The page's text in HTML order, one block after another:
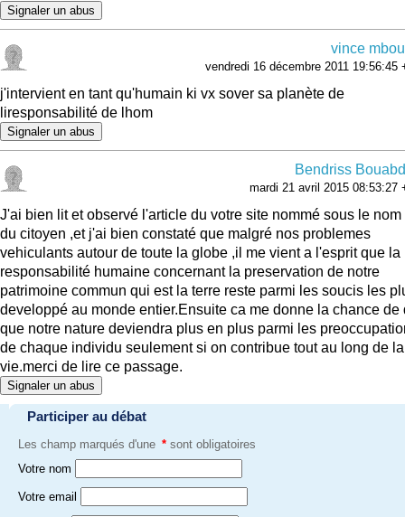
Signaler un abus
vince
vendredi 16 décembre 2011 19:56:45
j'intervient en tant qu'humain ki vx sover sa planète de
liresponsabilité de lhom
Signaler un abus
Bendriss
mardi 21 avril 2015 08:53:27
J'ai bien lit et observé l'article du votre site nommé sous le nom
du citoyen ,et j'ai bien constaté que malgré nos problemes
vehiculants autour de toute la globe ,il me vient a l'esprit que la
responsabilité humaine concernant la preservation de notre
patrimoine commun qui est la terre reste parmi les soucis les
developpé au monde entier.Ensuite ca me donne la chance de
que notre nature deviendra plus en plus parmi les
de chaque individu seulement si on contribue tout au long de la
vie.merci de lire ce passage.
Signaler un abus
Participer au débat
Les champ marqués d'une * sont obligatoires
Votre nom
Votre email